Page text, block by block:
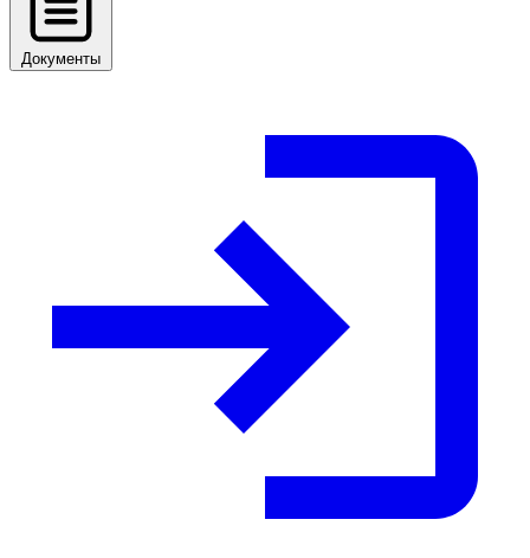
Документы